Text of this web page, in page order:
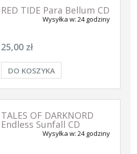
RED TIDE Para Bellum CD
Wysyłka w: 24 godziny
25,00 zł
DO KOSZYKA
TALES OF DARKNORD
Endless Sunfall CD
Wysyłka w: 24 godziny